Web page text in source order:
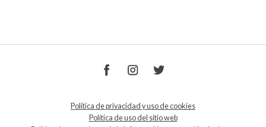
Política de privacidad y uso de cookies
Política de uso del sitio web